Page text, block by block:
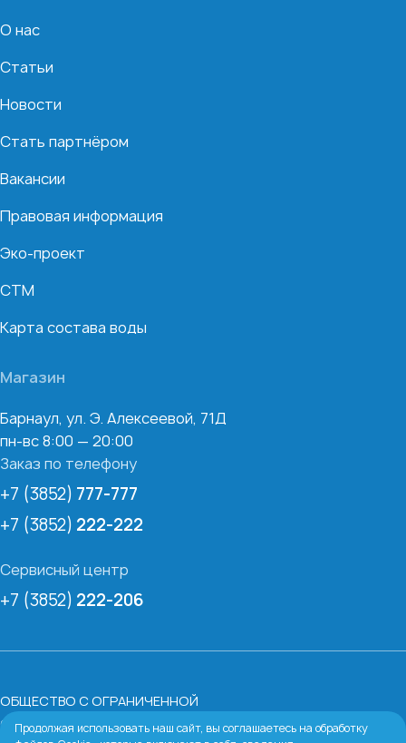
О нас
Статьи
Новости
Стать партнёром
Вакансии
Правовая информация
Эко-проект
СТМ
Карта состава воды
Магазин
Барнаул, ул. Э. Алексеевой, 71Д
пн-вс 8:00 — 20:00
Заказ по телефону
+7 (3852) 777-777
+7 (3852) 222-222
Сервисный центр
+7 (3852) 222-206
ОБЩЕСТВО С ОГРАНИЧЕННОЙ
ОТВЕТСТВЕННОСТЬЮ «БАРНАУЛЬСКАЯ ВОДЯНАЯ
Продолжая использовать наш сайт, вы соглашаетесь на обработку